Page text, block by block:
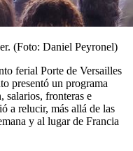
(Foto: Daniel Peyronel)
ferial Porte de Versailles
presentó un programa
salarios, fronteras e
a relucir, más allá de las
y al lugar de Francia